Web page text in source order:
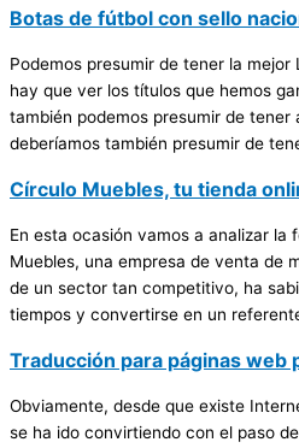
Botas de fútbol con sello
Podemos presumir de tener la
hay que ver los títulos que hemos
también podemos presumir de tener
deberíamos también presumir de
Círculo Muebles, tu tienda
En esta ocasión vamos a analizar la
Muebles, una empresa de venta de
de un sector tan competitivo, ha
tiempos y convertirse en un
Traducción para páginas web
Obviamente, desde que existe
se ha ido convirtiendo con el paso